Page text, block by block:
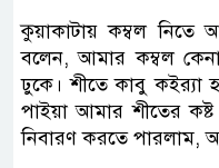
কুয়াকাটায় কম্বল নিতে
বলেন, আমার কম্বল
ঢুকে। শীতে কাবু কইর‌্যা
পাইয়া আমার শীতের
নিবারণ করতে পারলাম,